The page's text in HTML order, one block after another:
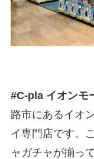
#C-pla イオンモ
路市にあるイオ
イ専門店です。
ャガチャが揃っ